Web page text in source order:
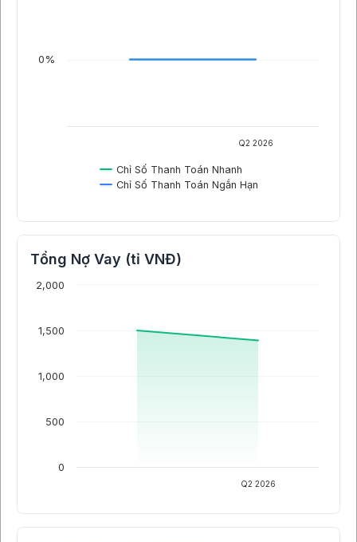
Chỉ Số Thanh Toán Nhanh
Chỉ Số Thanh Toán Ngắn Hạn
Q2 2026
0%
Tổng Nợ Vay (tỉ VNĐ)
Q2 2026
0
500
1,000
1,500
2,000